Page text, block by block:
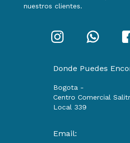
nuestros clientes.
Donde Puedes
Bogota -
Centro Comercial
Local 339
Email: